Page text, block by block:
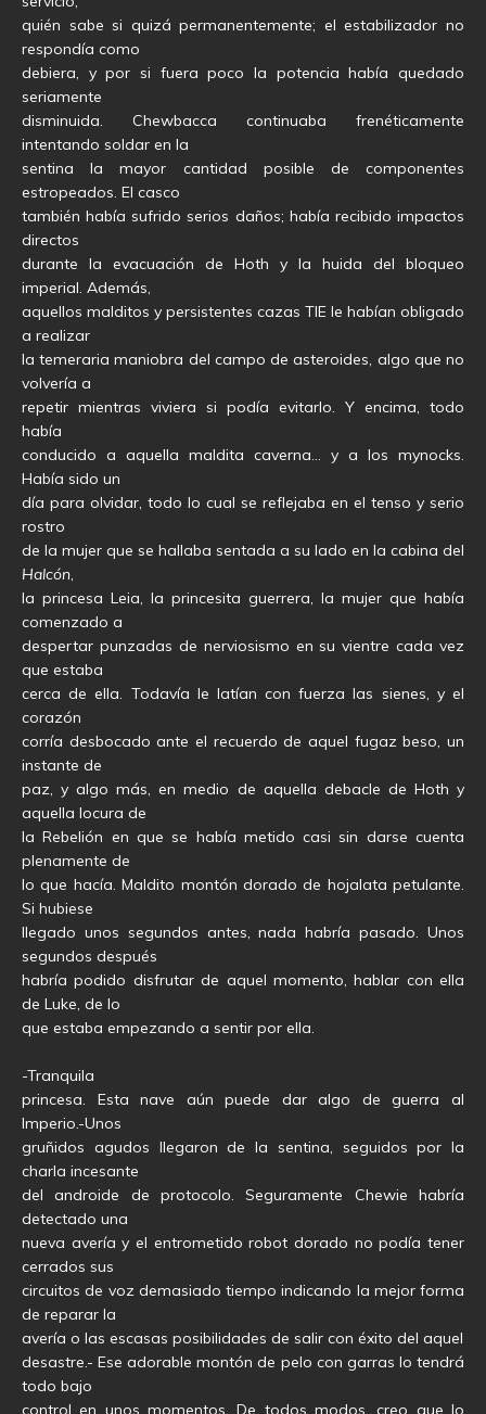
quién sabe si quizá permanentemente; el estabilizador no
respondía como
debiera, y por si fuera poco la potencia había quedado
seriamente
disminuida. Chewbacca continuaba frenéticamente
intentando soldar en la
sentina la mayor cantidad posible de componentes
estropeados. El casco
también había sufrido serios daños; había recibido impactos
directos
durante la evacuación de Hoth y la huida del bloqueo
imperial. Además,
aquellos malditos y persistentes cazas TIE le habían obligado
a realizar
la temeraria maniobra del campo de asteroides, algo que no
volvería a
repetir mientras viviera si podía evitarlo. Y encima, todo
había
conducido a aquella maldita caverna… y a los mynocks.
Había sido un
día para olvidar, todo lo cual se reflejaba en el tenso y serio
rostro
de la mujer que se hallaba sentada a su lado en la cabina del
Halcón,
la princesa Leia, la princesita guerrera, la mujer que había
comenzado a
despertar punzadas de nerviosismo en su vientre cada vez
que estaba
cerca de ella. Todavía le latían con fuerza las sienes, y el
corazón
corría desbocado ante el recuerdo de aquel fugaz beso, un
instante de
paz, y algo más, en medio de aquella debacle de Hoth y
aquella locura de
la Rebelión en que se había metido casi sin darse cuenta
plenamente de
lo que hacía. Maldito montón dorado de hojalata petulante.
Si hubiese
llegado unos segundos antes, nada habría pasado. Unos
segundos después
habría podido disfrutar de aquel momento, hablar con ella
de Luke, de lo
que estaba empezando a sentir por ella.
-Tranquila
princesa. Esta nave aún puede dar algo de guerra al
Imperio.-Unos
gruñidos agudos llegaron de la sentina, seguidos por la
charla incesante
del androide de protocolo. Seguramente Chewie habría
detectado una
nueva avería y el entrometido robot dorado no podía tener
cerrados sus
circuitos de voz demasiado tiempo indicando la mejor forma
de reparar la
avería o las escasas posibilidades de salir con éxito del aquel
desastre.- Ese adorable montón de pelo con garras lo tendrá
todo bajo